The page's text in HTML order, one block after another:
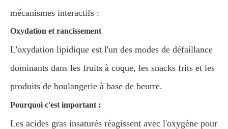
mécanismes interactifs :
Oxydation et rancissement
L'oxydation lipidique est l'un des modes de défaillance
dominants dans les fruits à coque, les snacks frits et les
produits de boulangerie à base de beurre.
Pourquoi c'est important :
Les acides gras insaturés réagissent avec l'oxygène pour